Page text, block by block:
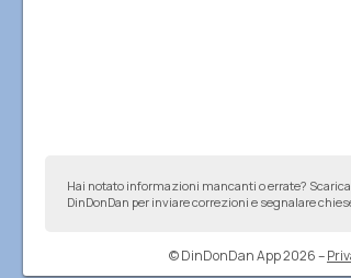
Hai notato informazioni mancanti o errate?
DinDonDan per inviare correzioni e segnalare
© DinDonDan App 2026–